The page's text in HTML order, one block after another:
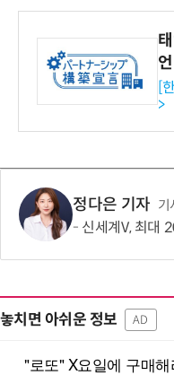
[
>
정다은 기자 기
신세계V, 최대
놓치면 아쉬운 정보 AD